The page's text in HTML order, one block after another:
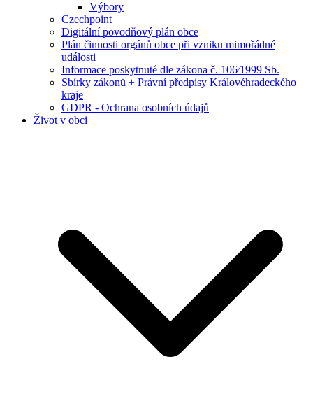
Výbory
Czechpoint
Digitální povodňový plán obce
Plán činnosti orgánů obce při vzniku mimořádné
události
Informace poskytnuté dle zákona č. 106⁄1999 Sb.
Sbírky zákonů + Právní předpisy Královéhradeckého
kraje
GDPR - Ochrana osobních údajů
Život v obci